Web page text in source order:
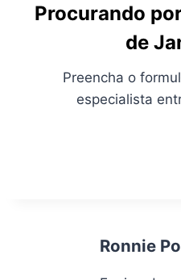
Procurando
de
Preencha o
especialista
Ronnie